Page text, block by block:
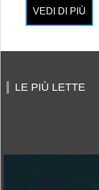
VEDI DI PIÙ
LE PIÙ LETTE